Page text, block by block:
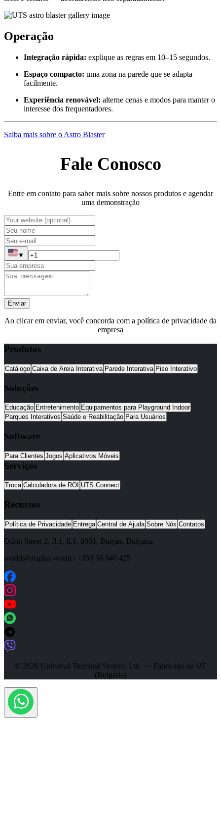
Operação
Integração rápida: explique as regras em 10–15 segundos.
Espaço compacto: uma zona na parede que se adapta
facilmente.
Experiência renovável: alterne cenas e modos para manter o
interesse dos frequentadores.
Saiba mais sobre o Astro Blaster
Fale Conosco
Entre em contato para saber mais sobre nossos produtos e agendar
uma demonstração
▼
Enviar
Ao clicar em enviar, você concorda com a política de privacidade da
empresa
Produtos
Catálogo Caixa de Areia Interativa Parede Interativa Piso Interativo
Soluções
Educação Entretenimento Equipamentos para Playground Indoor
Parques Interativos Saúde e Reabilitação Para Usuários
Software
Para Clientes Jogos Aplicativos Móveis
Serviços
Troca Calculadora de ROI UTS Connect
Recursos
Política de Privacidade Entrega Central de Ajuda Sobre Nós Contatos
Odrin Street 2, fl.1 , fl.1, 8001 , Burgas, Bulgaria
world@utsplay.world | +359 56 940 425
© 2026 Universal Terminal System, Ltd. — Fabricado na UE
(Bulgária)